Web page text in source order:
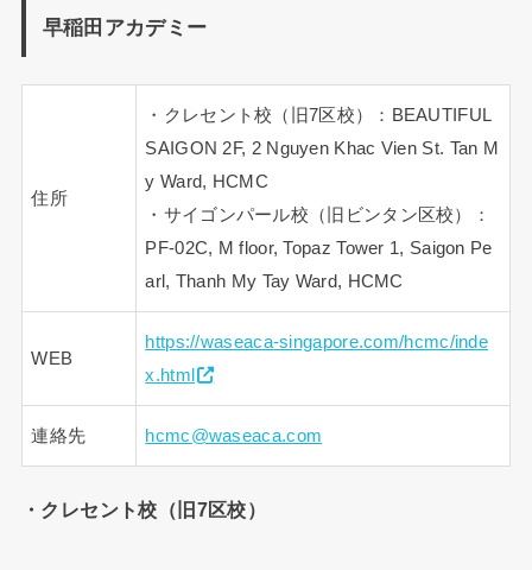
早稲田アカデミー
住所
・クレセント校（旧7区校）：BEAUTIFUL
SAIGON 2F, 2 Nguyen Khac Vien St. Tan M
y Ward, HCMC
・サイゴンパール校（旧ビンタン区校）：
PF-02C, M floor, Topaz Tower 1, Saigon Pe
arl, Thanh My Tay Ward, HCMC
WEB
https://waseaca-singapore.com/hcmc/inde
x.html
連絡先 hcmc@waseaca.com
・クレセント校（旧7区校）